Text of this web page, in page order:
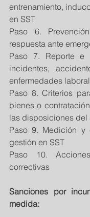
entrenamiento,
en SST
Paso 6.
respuesta ante
Paso 7. Reporte e
incidentes,
enfermedades
Paso 8. Criterios
bienes o
las disposiciones del
Paso 9. Medición y
gestión en SST
Paso 10.
correctivas
Sanciones por
medida: